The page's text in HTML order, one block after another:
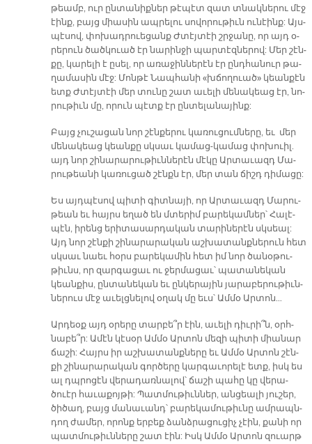
թեամբ, ուր ըն­տա­նիք­ներ թէ­պէտ զատ տնակ­նե­րու մէջ
էինք, բայց միա­սին ապ­րե­լու սո­վո­րու­թիւն ու­նէինք: Այս­
պէսով, փո­խադ­րուե­ցանք Ժտէյ­տէի շրջա­նը, որ այդ օ­
րե­րուն ծած­կուած էր նա­րին­ջի պար­տէզ­նե­րով: Մեր շէն­
քը, կա­րե­լի է ը­սել, որ ա­ռա­ջին­նե­րէն էր ընդ­հա­նուր թա­
ղա­մա­սին մէջ: Մոն­թէ Նապ­հա­նի «խճո­ղուա­ծ» կեան­քէն
ետք Ժտէյ­տէի մեր տու­նը շատ ա­ւե­լի մե­նա­կեաց էր, նո­
րու­թիւն մը, ո­րուն պէտք էր ըն­տե­լա­նա­յինք:
Բայց չու­շա­ցան նոր շէն­քե­րու կա­ռու­ցում­նե­րը, եւ մեր
մե­նա­կեաց կեան­քը սկսաւ կա­մաց-կա­մաց փո­խուիլ.
այդ նոր շի­նա­րա­րու­թիւն­նե­րէն մէ­կը Ար­տա­ւազդ Մա­
րու­թեա­նի կա­ռու­ցած շէնքն էր, մեր տան ճիշդ դի­մա­ցը:
Ես այդ­պէ­սով պի­տի գիտ­նա­յի, որ Ար­տա­ւազդ Մա­րու­
թեա­ն եւ հայրս ե­ղած են մտե­րիմ բա­րե­կամ­ներ՝ Հա­լէ­
պէն, ի­րենց ե­րի­տա­սար­դա­կան տա­րի­նե­րէն սկսեալ:
Այդ նոր շէն­քի շի­նա­րա­րա­կան աշ­խա­տանք­նե­րուն հետ
սկսաւ նաեւ հօրս բա­րե­կա­մին հետ իմ նոր ծա­նօ­թու­
թիւնս, որ զար­գա­ցաւ ու ջեր­մա­ցաւ՝ պա­տա­նե­կան
կեան­քիս, ըն­տա­նե­կան եւ ըն­կե­րա­յին յա­րա­բե­րու­թիւն­
նե­րուս մէջ ա­ւելց­նե­լով օ­ղակ մը եւս՝ Ամ­մօ Ար­տոն…
Ար­դեօք այդ օ­րե­րը տար­բե՞ր էին, ա­ւե­լի դիւ­րի՞ն, օրհ­
նա­բե՞ր: Ա­մէն կէ­սօր Ամ­մօ Ար­տոն մե­զի պի­տի միա­նար
ճա­շի: Հայրս իր աշ­խա­տանք­նե­րը եւ Ամ­մօ Ար­տոն շէն­
քի շի­նա­րա­րա­կան գոր­ծե­րը կար­գա­ւո­րե­լէ ետք, իսկ ես
ալ դպրո­ցէն վե­րա­դառ­նա­լով՝ ճա­շի պա­հը կը վե­րա­
ծուէր հա­ւա­քոյ­թի: Պատ­մու­թիւն­ներ, ան­ցեա­լի յու­շեր,
ծի­ծաղ, բայց մա­նա­ւանդ՝ բա­րե­կա­մու­թիւ­նը ամ­րապն­
դող ժա­մեր, ո­րոնք եր­բեք ձանձ­րա­ցու­ցիչ չէին, քա­նի որ
պատ­մու­թիւն­նե­րը շատ էին: Իսկ Ամ­մօ Ար­տոն զուարթ